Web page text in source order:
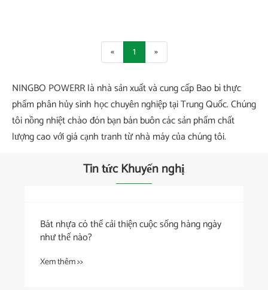
« 1 »
NINGBO POWERR là nhà sản xuất và cung cấp Bao bì thực
phẩm phân hủy sinh học chuyên nghiệp tại Trung Quốc. Chúng
tôi nồng nhiệt chào đón bạn bán buôn các sản phẩm chất
lượng cao với giá cạnh tranh từ nhà máy của chúng tôi.
Tin tức Khuyến nghị